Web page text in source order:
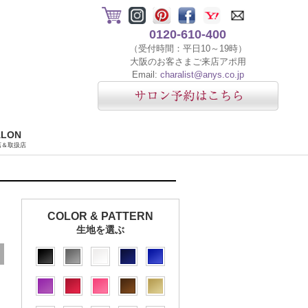
0120-610-400
（受付時間：平日10～19時）
大阪のお客さまご来店アポ用
Email: charalist@anys.co.jp
＆取扱店
COLOR & PATTERN
生地を選ぶ